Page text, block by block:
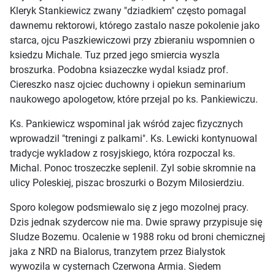
Kleryk Stankiewicz zwany "dziadkiem" często pomagal
dawnemu rektorowi, którego zastalo nasze pokolenie jako
starca, ojcu Paszkiewiczowi przy zbieraniu wspomnien o
ksiedzu Michale. Tuz przed jego smiercia wyszla
broszurka. Podobna ksiazeczke wydal ksiadz prof.
Ciereszko nasz ojciec duchowny i opiekun seminarium
naukowego apologetow, które przejal po ks. Pankiewiczu.
Ks. Pankiewicz wspominal jak wśród zajec fizycznych
wprowadzil "treningi z palkami". Ks. Lewicki kontynuowal
tradycje wykladow z rosyjskiego, która rozpoczal ks.
Michal. Ponoc troszeczke seplenil. Zyl sobie skromnie na
ulicy Poleskiej, piszac broszurki o Bozym Milosierdziu.
Sporo kolegow podsmiewalo się z jego mozolnej pracy.
Dzis jednak szydercow nie ma. Dwie sprawy przypisuje się
Sludze Bozemu. Ocalenie w 1988 roku od broni chemicznej
jaka z NRD na Bialorus, tranzytem przez Bialystok
wywozila w cysternach Czerwona Armia. Siedem